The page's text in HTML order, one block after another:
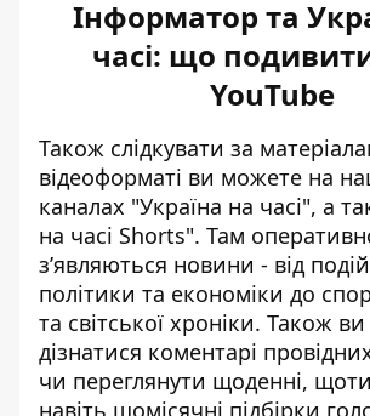
Інформатор та
часі: що
YouTube
Також слідкувати за
відеоформаті ви можете на
каналах "Україна на часі", а
на часі Shorts". Там
зʼявляються новини - від
політики та економіки до
та світської хроніки. Також
дізнатися коментарі
чи переглянути щоденні,
навіть щомісячні підбірки